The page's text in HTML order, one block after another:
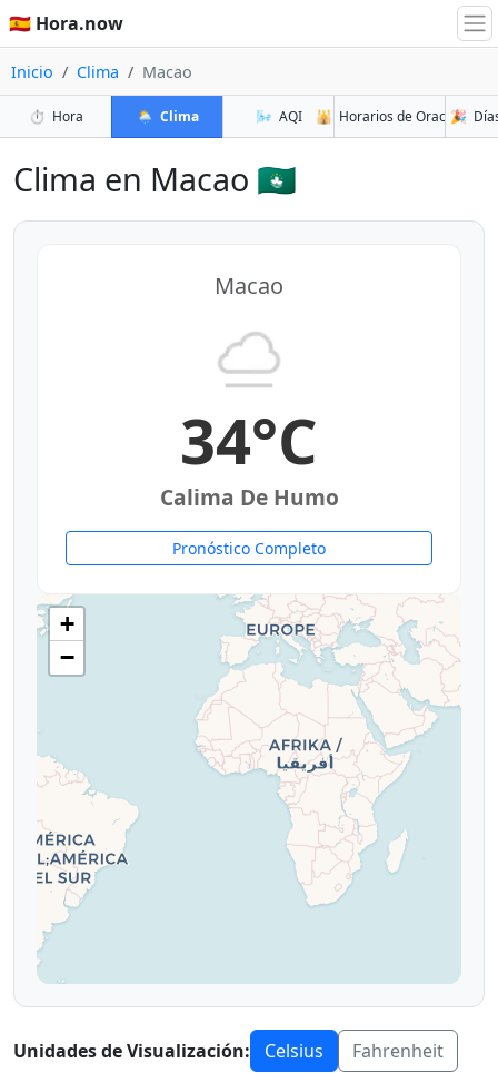
🇪🇸 Hora.now
Inicio Clima Macao
⏱️ Hora 🌦️ Clima 🌬️ AQI 🕌 Horarios de Oración
🎉
Clima en Macao 🇲🇴
Macao
34°C
Calima De Humo
Pronóstico Completo
+
−
Unidades de Visualización: Celsius Fahrenheit